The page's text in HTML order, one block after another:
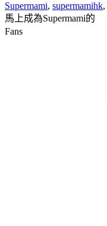
Supermami, supermamihk,
馬上成為Supermami的
Fans